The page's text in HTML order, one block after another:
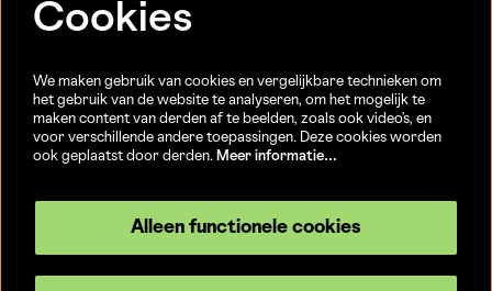
Sint-Jakobsstraat 20
15/08)
Cookies
We maken gebruik van cookies en vergelijkbare technieken om
het gebruik van de website te analyseren, om het mogelijk te
maken content van derden af te beelden, zoals ook video’s, en
voor verschillende andere toepassingen. Deze cookies worden
ook geplaatst door derden. Meer informatie…
Alleen functionele cookies